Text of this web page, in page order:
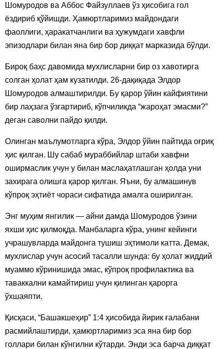
Шомуродов ва Аббос Файзуллаев ўз ҳисобига гол
ёздириб қўйишди. Ҳамюртларимиз майдондаги
фаоллиги, ҳаракатчанлиги ва ҳужумдаги хавфли
эпизодлари билан яна бир бор диққат марказида бўлди.
Бироқ баҳс давомида мухлисларни бир оз хавотирга
солган ҳолат ҳам кузатилди. 26-дақиқада Элдор
Шомуродов алмаштирилди. Бу қарор ўйин кайфиятини
бир лаҳзага ўзгартириб, кўпчиликда “жароҳат эмасми?”
деган саволни пайдо қилди.
Олинган маълумотларга кўра, Элдор ўйин пайтида оғриқ
ҳис қилган. Шу сабаб мураббийлар штаби хавфни
оширмаслик учун у билан маслаҳатлашган ҳолда уни
захирага олишга қарор қилган. Яъни, бу алмашинув
кўпроқ эҳтиёт чораси сифатида амалга оширилган.
Энг муҳим янгилик — айни дамда Шомуродов ўзини
яхши ҳис қилмоқда. Манбаларга кўра, унинг кейинги
учрашувларда майдонга тушиш эҳтимоли катта. Демак,
мухлислар учун асосий тасалли шунда: бу ҳолат жиддий
муаммо кўринишида эмас, кўпроқ профилактика ва
таваккални камайтириш учун қилинган қарорга
ўхшаяпти.
Қисқаси, “Башакшеҳир” 1:4 ҳисобида йирик ғалабани
расмийлаштирди, ҳамюртларимиз эса яна бир бор
голлари билан кўнгилни кўтарди. Энди эса барча диққат